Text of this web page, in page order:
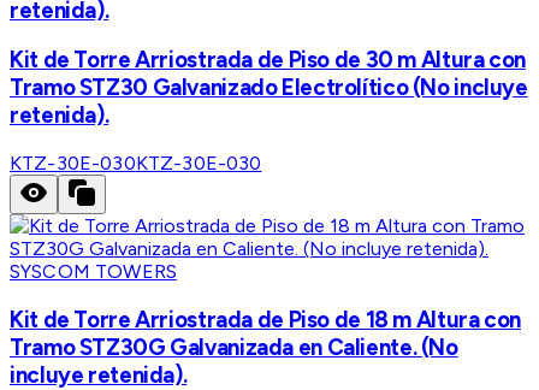
retenida).
Kit de Torre Arriostrada de Piso de 30 m Altura con
Tramo STZ30 Galvanizado Electrolítico (No incluye
retenida).
KTZ-30E-030KTZ-30E-030
SYSCOM TOWERS
Kit de Torre Arriostrada de Piso de 18 m Altura con
Tramo STZ30G Galvanizada en Caliente. (No
incluye retenida).